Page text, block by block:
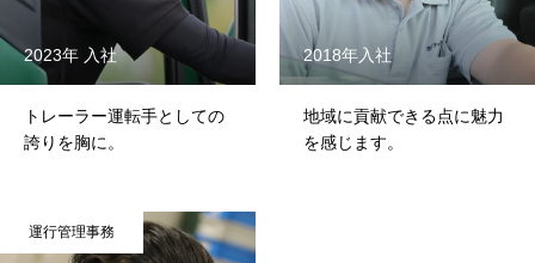
2023年 入社
トレーラー運転手としての
誇りを胸に。
2018年入社
地域に貢献できる点に魅力
を感じます。
運行管理事務